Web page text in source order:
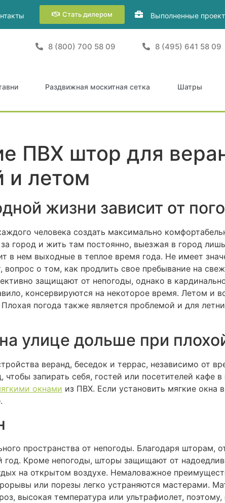
Стать дилером Выполненные
8 (800) 700 58 09 8 (495) 641 58 09
Раздвижная москитная сетка Шатры
ПВХ штор для
и летом
жизни зависит от
человека создать максимально
город и жить там постоянно, выезжая в город
в нем выходные в теплое время года. Не имеет
о том, как продлить свое пребывание на
защищают от непогоды, однако в
консервируются на некоторое время. Летом и
погода также является проблемой и для
улице дольше при
веранд, беседок и террас, независимо от
чтобы запирать себя, гостей или посетителей
окнами из ПВХ. Если установить мягкие окна
пространства от непогоды. Благодаря шторам,
год. Кроме непогоды, шторы защищают от
на открытом воздухе. Немаловажное
или порезы легко устраняются мастерами.
высокая температура или ультрафиолет,